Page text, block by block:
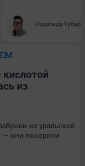
Надежда Губарь
из
из уральской
— они покорили